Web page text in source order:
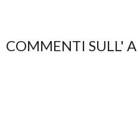
COMMENTI SULL'